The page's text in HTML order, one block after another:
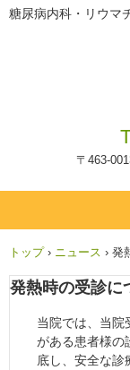
糖尿病内科・リウマ
〒463-
トップ › ニュース › 発
発熱時の受診に
当院では、当院
がある患者様の
底し、安全な診